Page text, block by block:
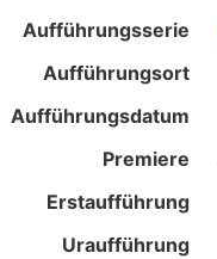
Aufführungsserie
Aufführungsort
Aufführungsdatum
Premiere
Erstaufführung
Uraufführung